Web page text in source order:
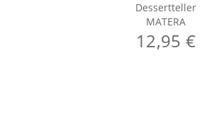
Dessertteller
MATERA
12,95 €